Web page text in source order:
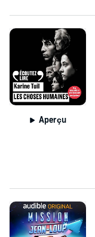
Aperçu